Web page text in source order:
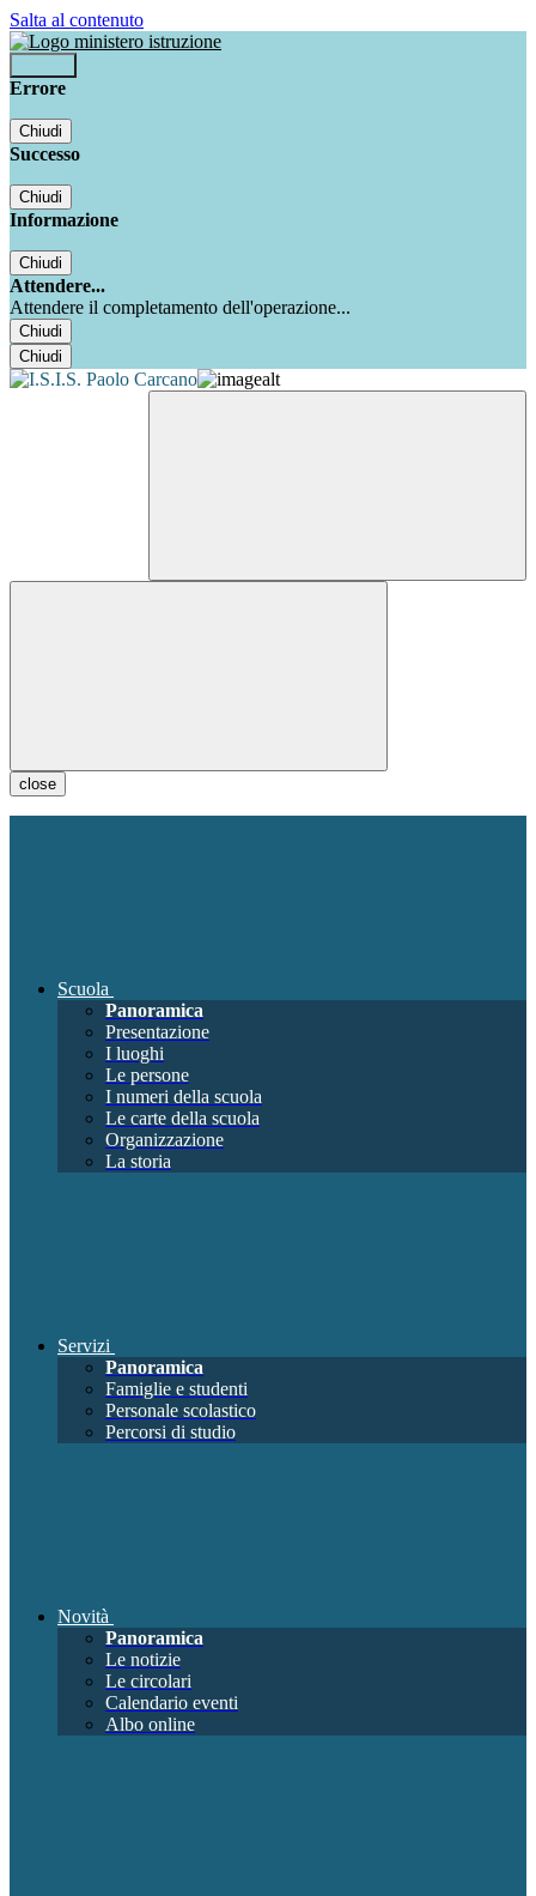
Salta al contenuto
Errore
Chiudi
Successo
Chiudi
Informazione
Chiudi
Attendere...
Attendere il completamento dell'operazione...
Chiudi
Chiudi
close
Scuola
Panoramica
Presentazione
I luoghi
Le persone
I numeri della scuola
Le carte della scuola
Organizzazione
La storia
Servizi
Panoramica
Famiglie e studenti
Personale scolastico
Percorsi di studio
Novità
Panoramica
Le notizie
Le circolari
Calendario eventi
Albo online